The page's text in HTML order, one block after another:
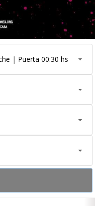
| Puerta 00:30 hs